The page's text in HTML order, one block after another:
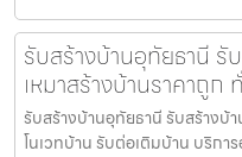
รับสร้างบ้านอุทัยธานี รั
เหมาสร้างบ้านราคาถูก
รับสร้างบ้านอุทัยธานี รับสร้างบ้า
โนเวทบ้าน รับต่อเติมบ้าน บริกา